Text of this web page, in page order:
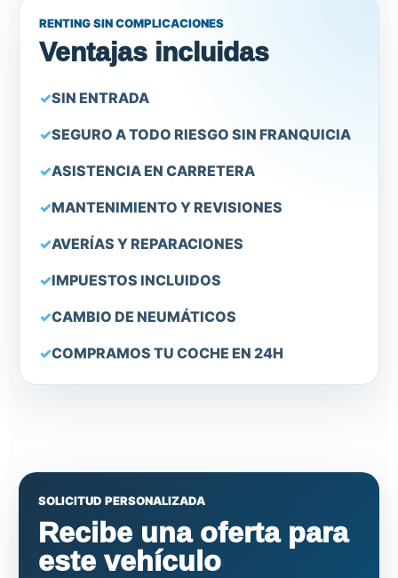
RENTING SIN COMPLICACIONES
Ventajas incluidas
SIN ENTRADA
SEGURO A TODO RIESGO SIN FRANQUICIA
ASISTENCIA EN CARRETERA
MANTENIMIENTO Y REVISIONES
AVERÍAS Y REPARACIONES
IMPUESTOS INCLUIDOS
CAMBIO DE NEUMÁTICOS
COMPRAMOS TU COCHE EN 24H
SOLICITUD PERSONALIZADA
Recibe una oferta para
este vehículo